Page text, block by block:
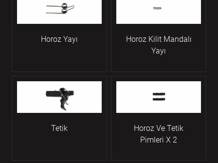
Horoz Yayı
Horoz Kilit Mandalı
Yayı
Tetik
Horoz Ve Tetik
Pimleri X 2